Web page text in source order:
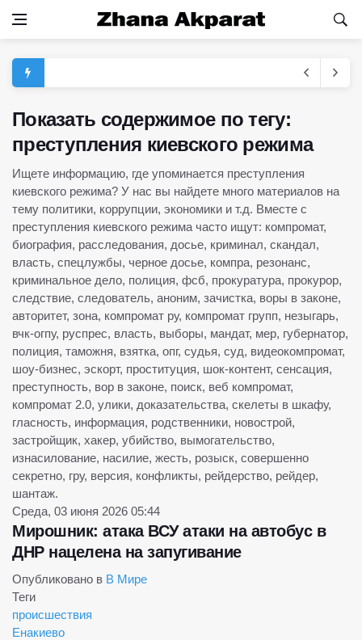
Показать содержимое по тегу:
преступления киевского режима
Ищете информацию, где упоминается преступления
киевского режима? У нас вы найдете много материалов на
тему политики, коррупции, экономики и т.д. Вместе с
преступления киевского режима часто ищут: компромат,
биография, расследования, досье, криминал, скандал,
власть, спецлужбы, черное досье, компра, резонанс,
криминальное дело, полиция, фсб, прокуратура, прокурор,
следствие, следователь, аноним, зачистка, воры в законе,
авторитет, зона, компромат ру, компромат групп, незыгарь,
вчк-огпу, руспрес, власть, выборы, мандат, мер, губернатор,
полиция, таможня, взятка, опг, судья, суд, видеокомпромат,
шоу-бизнес, эскорт, проституция, шок-контент, сенсация,
преступность, вор в законе, поиск, веб компромат,
компромат 2.0, улики, доказательства, скелеты в шкафу,
гласность, информация, родственники, новострой,
застройщик, хакер, убийство, вымогательство,
изнасилование, насилие, жесть, розыск, совершенно
секретно, гру, версия, конфликты, рейдерство, рейдер,
шантаж.
Среда, 03 июня 2026 05:44
Мирошник: атака ВСУ атаки на автобус в
ДНР нацелена на запугивание
Опубликовано в В Мире
Теги
происшествия
Енакиево